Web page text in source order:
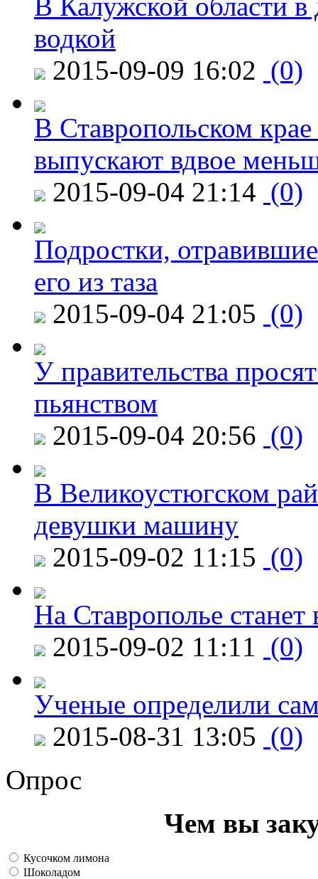
водкой
2015-09-09 16:02 (0)
В Ставропольском
выпускают вдвое
2015-09-04 21:14 (0)
Подростки,
его из таза
2015-09-04 21:05 (0)
У правительства
пьянством
2015-09-04 20:56 (0)
В Великоустюгском
девушки машину
2015-09-02 11:15 (0)
На Ставрополье
2015-09-02 11:11 (0)
Ученые определили
2015-08-31 13:05 (0)
Опрос
Чем вы
Кусочком лимона
Шоколадом